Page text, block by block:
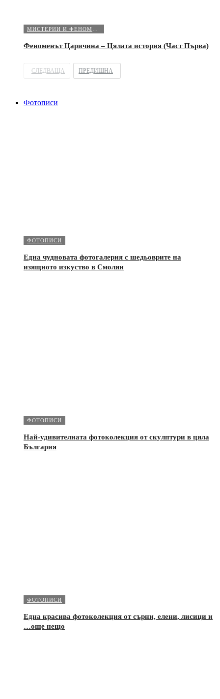
Феноменът Царичина – Цялата история (Част Първа)
СЛЕДВАЩА ПРЕДИШНА
Фотописи
ФОТОПИСИ
Една чудновата фотогалерия с шедьоврите на
изящното изкуство в Смолян
ФОТОПИСИ
Най-удивителната фотоколекция от скулптури в цяла
България
ФОТОПИСИ
Една красива фотоколекция от сърни, елени, лисици и
…още нещо